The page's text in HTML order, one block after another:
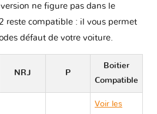
ne figure pas dans le
reste compatible : il vous permet
défaut de votre voiture.
NRJ P
Boitier
Compatible
Voir les